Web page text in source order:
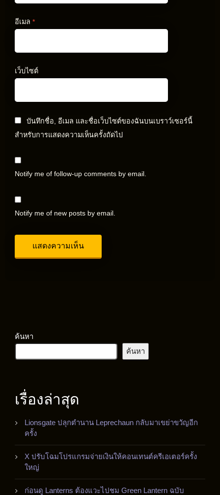
อีเมล *
เว็บไซต์
บันทึกชื่อ, อีเมล และชื่อเว็บไซต์ของฉันบนเบราว์เซอร์นี้
สำหรับการแสดงความเห็นครั้งถัดไป
Notify me of follow-up comments by email.
Notify me of new posts by email.
ค้นหา
ค้นหา
เรื่องล่าสุด
Lionsgate ปลุกตำนาน Leprechaun กลับมาเขย่าขวัญอีก
ครั้ง
X ปรับโฉมโปรแกรมจ่ายเงินให้คอนเทนต์ครีเอเตอร์ครั้ง
ใหญ่
ก่อนดู Lanterns ต้องแวะไปชม Green Lantern ฉบับ